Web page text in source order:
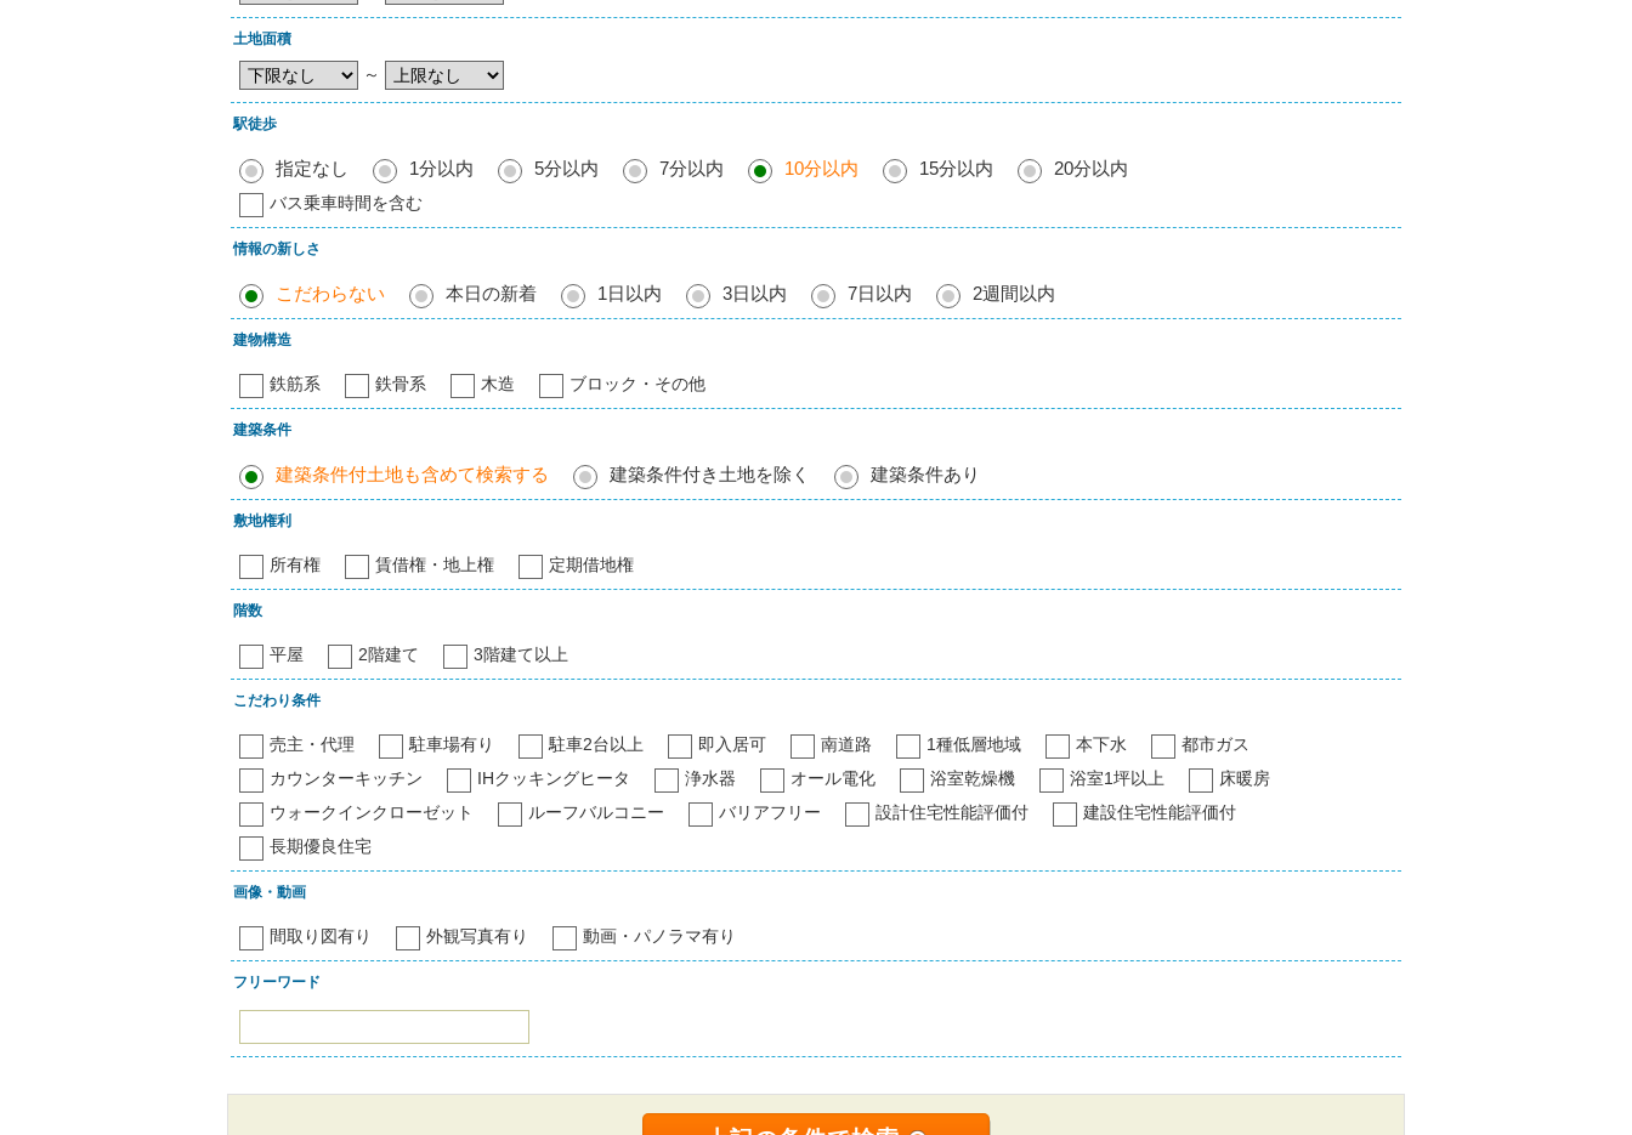
土地面積
～
駅徒歩
指定なし 1分以内 5分以内 7分以内 10分以内 15分以内 20分以内
バス乗車時間を含む
情報の新しさ
こだわらない 本日の新着 1日以内 3日以内 7日以内 2週間以内
建物構造
鉄筋系 鉄骨系 木造 ブロック・その他
建築条件
建築条件付土地も含めて検索する 建築条件付き土地を除く 建築条件あり
敷地権利
所有権 賃借権・地上権 定期借地権
階数
平屋 2階建て 3階建て以上
こだわり条件
売主・代理 駐車場有り 駐車2台以上 即入居可 南道路 1種低層地域 本下水
都市ガス
カウンターキッチン
IHクッキングヒータ 浄水器 オール電化 浴室乾燥機 浴室1坪以上
床暖房
ウォークインクローゼット
ルーフバルコニー バリアフリー 設計住宅性能評価付
建設住宅性能評価付
長期優良住宅
画像・動画
間取り図有り 外観写真有り 動画・パノラマ有り
フリーワード